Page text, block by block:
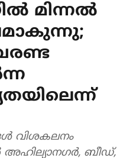
മിന്നൽ
വിശകലനം
ബീഡ്,